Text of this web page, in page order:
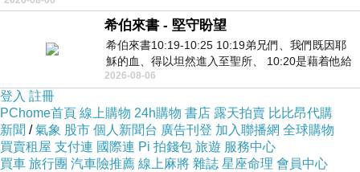
希伯來書 - 堅守盼望
希伯來書10:19-10:25 10:19弟兄們、我們既因耶
穌的血、得以坦然進入至聖所、 10:20是藉着他給
我們開了一條又新又活的路從幔子經過
2026-08-06
登入 註冊
PChome首頁 線上購物 24h購物 書店 露天拍賣 比比昂代購
新聞 /氣象 股市 個人新聞台 廣告刊登 加入聯播網 全球購物
買賣租屋 支付連 國際連 Pi 拍錢包 旅遊 服務中心
買車 旅行團 汽車險推薦 線上麻將 雜誌 星座命理 會員中心